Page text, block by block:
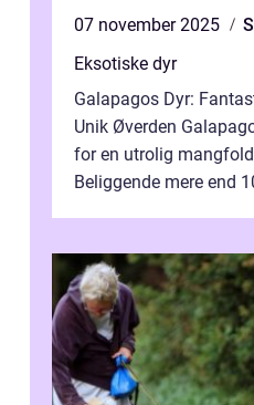
07 november 2025
Eksotiske dyr
Galapagos Dyr:
Unik Øverden
for en utrolig
Beliggende mere end